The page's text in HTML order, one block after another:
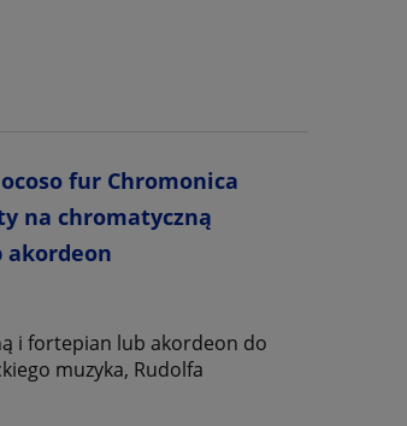
fur Chromonica
na chromatyczną
i fortepian lub akordeon do
muzyka, Rudolfa